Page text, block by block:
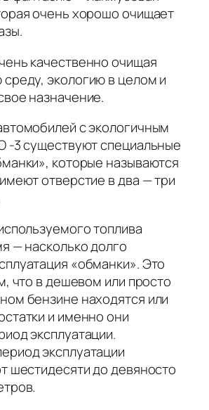
очень хорошо очищает
качественно очищая
экологию в целом и
назначение.
с экологичным
-3 существуют специальные
которые называются
отверстие в два — три
топлива
— насколько долго
«обманки». Это
что в дешевом или просто
бензине находятся или
и именно они
эксплуатации.
эксплуатации
шестидесяти до девяносто